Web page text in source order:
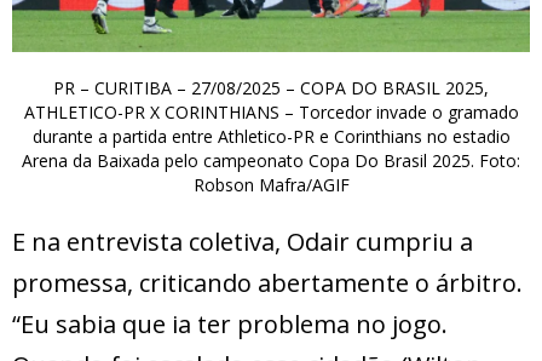
PR – CURITIBA – 27/08/2025 – COPA DO BRASIL 2025,
ATHLETICO-PR X CORINTHIANS – Torcedor invade o gramado
durante a partida entre Athletico-PR e Corinthians no estadio
Arena da Baixada pelo campeonato Copa Do Brasil 2025. Foto:
Robson Mafra/AGIF
E na entrevista coletiva, Odair cumpriu a
promessa, criticando abertamente o árbitro.
“Eu sabia que ia ter problema no jogo.